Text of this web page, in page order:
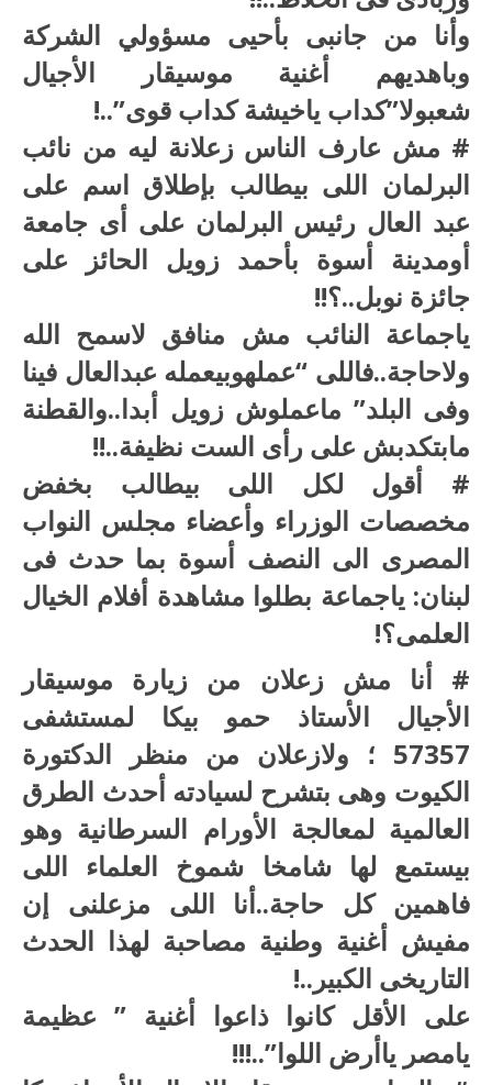
وأنا من جانبى بأحيى مسؤولي الشركة
وباهديهم أغنية موسيقار الأجيال
شعبولا”كداب ياخيشة كداب قوى”..!
# مش عارف الناس زعلانة ليه من نائب
البرلمان اللى بيطالب بإطلاق اسم على
عبد العال رئيس البرلمان على أى جامعة
أومدينة أسوة بأحمد زويل الحائز على
جائزة نوبل..؟!!
ياجماعة النائب مش منافق لاسمح الله
ولاحاجة..فاللى “عملهوبيعمله عبدالعال فينا
وفى البلد” ماعملوش زويل أبدا..والقطنة
مابتكدبش على رأى الست نظيفة..!!
# أقول لكل اللى بيطالب بخفض
مخصصات الوزراء وأعضاء مجلس النواب
المصرى الى النصف أسوة بما حدث فى
لبنان: ياجماعة بطلوا مشاهدة أفلام الخيال
العلمى؟!
# أنا مش زعلان من زيارة موسيقار
الأجيال الأستاذ حمو بيكا لمستشفى
57357 ؛ ولازعلان من منظر الدكتورة
الكيوت وهى بتشرح لسيادته أحدث الطرق
العالمية لمعالجة الأورام السرطانية وهو
بيستمع لها شامخا شموخ العلماء اللى
فاهمين كل حاجة..أنا اللى مزعلنى إن
مفيش أغنية وطنية مصاحبة لهذا الحدث
التاريخى الكبير..!
على الأقل كانوا ذاعوا أغنية ” عظيمة
يامصر ياأرض اللوا”..!!!